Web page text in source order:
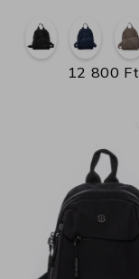
12 800 Ft